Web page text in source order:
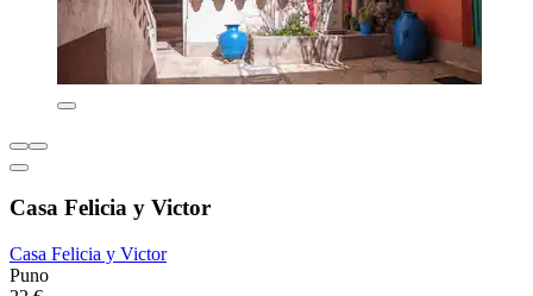
Casa Felicia y Victor
Casa Felicia y Victor
Puno